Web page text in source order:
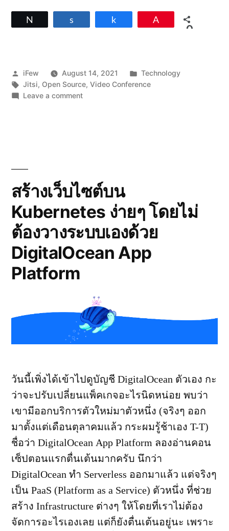
0
Posted
by
iFew August 14, 2021
Posted
in
Technology
Tags:
Jitsi, Open Source,Video Conference
Leave a commenton
ความ
สามารถ
แทบ
เหมือน
Google
Meet,
Zoom
สร้างเว็บไซต์บน
Kubernetes ง่ายๆ โดยไม่
ต้องวางระบบเองด้วย
DigitalOcean App
Platform
วันนี้เพิ่งได้เข้าไปดูบัญชี DigitalOcean ตัวเอง กะ
ว่าจะปรับเปลี่ยนแพ็คเกจอะไรนิดหน่อย พบว่า
เขามีออกบริการตัวใหม่มาตัวหนึ่ง (จริงๆ ออก
มาตั้งแต่เดือนตุลาคมแล้ว กระผมรู้ช้าเอง T-T)
ชื่อว่า DigitalOcean App Platform ลองอ่านคอน
เซ็ปตอนแรกตื่นเต้นมากครับ นึกว่า
DigitalOcean ทำ Serverless ออกมาแล้ว แต่จริงๆ
เป็น PaaS (Platform as a Service) ตัวหนึ่ง ที่ช่วย
สร้าง Infrastructure ต่างๆ ให้โดยที่เราไม่ต้อง
จัดการอะไรเองเลย แต่ก็ยังตื่นเต้นอยู่นะ เพราะ